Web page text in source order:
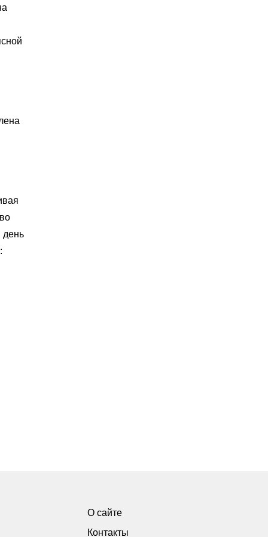
день
О сайте
Контакты